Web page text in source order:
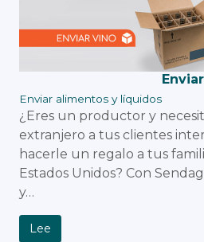
Enviar alimentos y líquidos
¿Eres un productor y
extranjero a tus clientes
hacerle un regalo a tus
Estados Unidos? Con
y…
Lee